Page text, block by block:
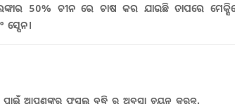
50% ଚୀନ ରେ ଚାଷ କର ଯାଉଛି ତାପରେ
ଆପଣଙ୍କର ଫସଲ ବୃଦ୍ଧି ର ଅବସ୍ଥା ଚୟନ କରନ୍ତୁ.